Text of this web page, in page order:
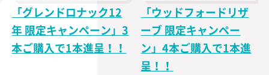
「グレンドロナック12
年 限定キャンペーン」3
本ご購入で1本進呈！！
「ウッドフォードリザ
ーブ 限定キャンペー
ン」4本ご購入で1本進
呈！！